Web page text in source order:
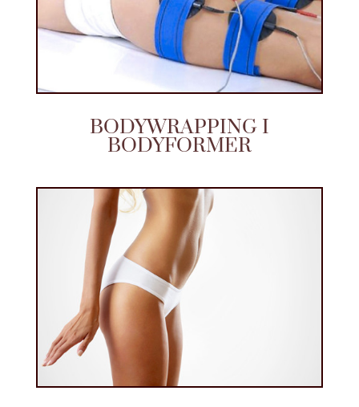
BODYWRAPPING I
BODYFORMER